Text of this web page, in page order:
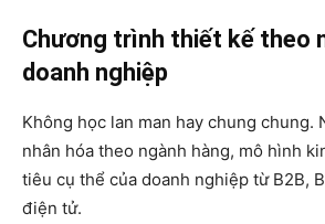
Chương trình thiết kế theo
doanh nghiệp
Không học lan man hay chung chung.
nhân hóa theo ngành hàng, mô hình
tiêu cụ thể của doanh nghiệp từ B2B,
điện tử.